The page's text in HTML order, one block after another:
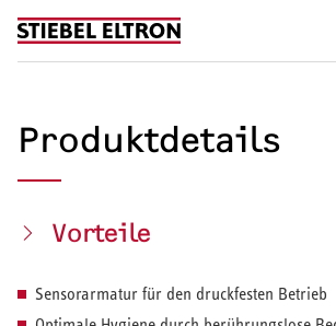
Produktdetails
Vorteile
Sensorarmatur für den druckfesten Betrieb